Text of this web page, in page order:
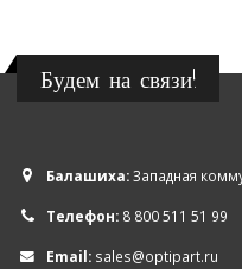
Будем на связи!
Балашиха:Западная
Телефон: 8 800 511 51 99
Email: sales@optipart.ru